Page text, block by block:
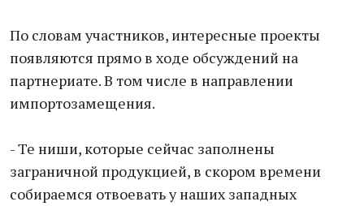
По словам участников, интересные проекты
появляются прямо в ходе обсуждений на
партнериате. В том числе в направлении
импортозамещения.
- Те ниши, которые сейчас заполнены
заграничной продукцией, в скором времени
собираемся отвоевать у наших западных